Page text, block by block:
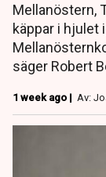
Mellanöstern,
käppar i hjulet
säger Robert
1 week ago | Av: